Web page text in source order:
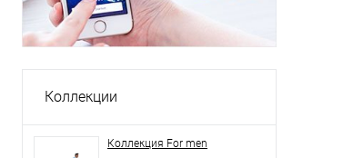
Коллекции
Коллекция For men